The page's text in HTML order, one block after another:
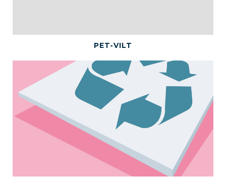
BEKIJK DIT PRODUCT
PET-VILT